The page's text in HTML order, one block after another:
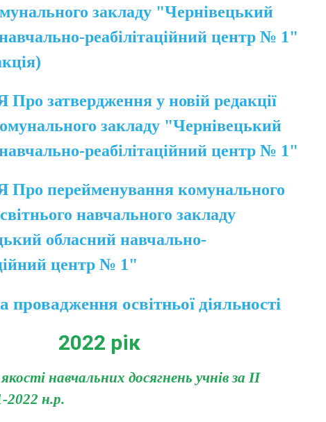
закладу "Чернівецький
реабілітаційний центр № 1"
затвердження у новій редакції
закладу "Чернівецький
реабілітаційний центр № 1"
перейменування комунального
навчального закладу
обласний навчально-
центр № 1"
провадження освітньої діяльності
2022 рік
навчальних досягнень учнів за ІІ
2022 н.р.